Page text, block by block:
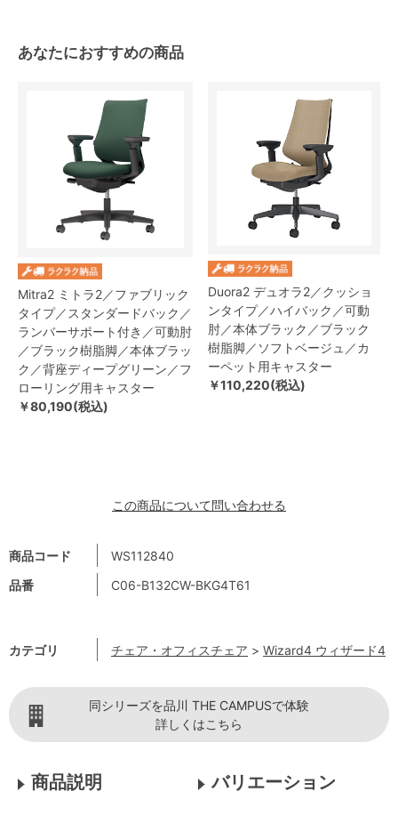
商品コード
WS112840
品番
C06-B132CW-BKG4T61
カテゴリ チェア・オフィスチェア > Wizard4 ウィザード4
あなたにおすすめの商品
Mitra2 ミトラ2／ファブリック
タイプ／スタンダードバック／
ランバーサポート付き／可動肘
／ブラック樹脂脚／本体ブラッ
ク／背座ディープグリーン／フ
ローリング用キャスター
￥80,190(税込)
Duora2 デュオラ2／クッショ
ンタイプ／ハイバック／可動
肘／本体ブラック／ブラック
樹脂脚／ソフトベージュ／カ
ーペット用キャスター
￥110,220(税込)
この商品について問い合わせる
同シリーズを品川 THE CAMPUSで体験
詳しくはこちら
商品説明 バリエーション